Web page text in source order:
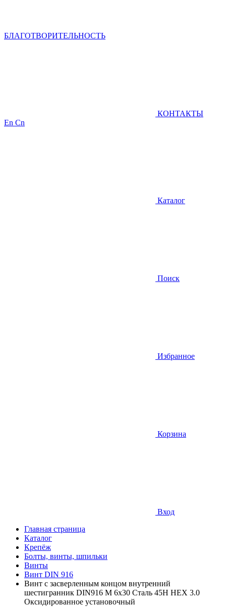
БЛАГОТВОРИТЕЛЬНОСТЬ
КОНТАКТЫ
En Cn
Каталог
Поиск
Избранное
Корзина
Вход
Главная страница
Каталог
Крепёж
Болты, винты, шпильки
Винты
Винт DIN 916
Винт с засверленным концом внутренний
шестигранник DIN916 М 6х30 Сталь 45Н HEX 3.0
Оксидированное установочный